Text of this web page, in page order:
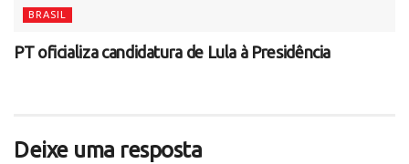
BRASIL
PT oficializa candidatura de Lula à Presidência
Deixe uma resposta